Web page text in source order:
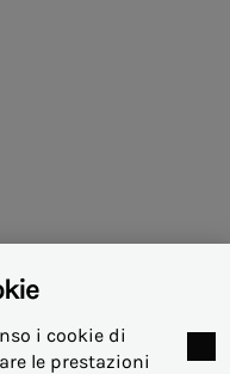
i cookie di
le prestazioni